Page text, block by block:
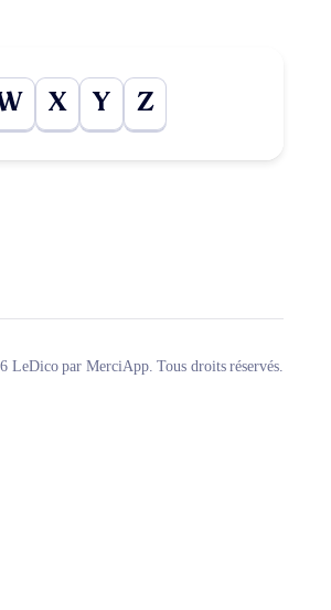
X Y Z
LeDico par MerciApp. Tous droits réservés.